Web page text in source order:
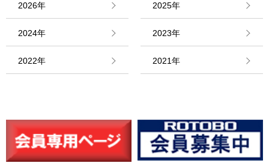
刊行物
情報館
2026年 2025年
2024年 2023年
2022年 2021年